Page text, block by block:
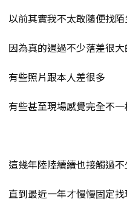
以前其實我不太敢隨便找
因為真的遇過不少落差很
有些照片跟本人差很多
有些甚至現場感覺完全不一
這幾年陸陸續續也接觸過不
直到最近一年才慢慢固定